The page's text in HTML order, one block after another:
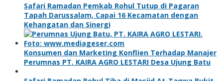
Safari Ramadan Pemkab Rohul Tutup di Pagaran
Tapah Darussalam, Capai 16 Kecamatan dengan
Kehangatan dan Sinergi
Konsumen dan Marketing Konflien Terhadap Manajer
Perumnas PT. KAIRA AGRO LESTARI Desa Ujung Batu